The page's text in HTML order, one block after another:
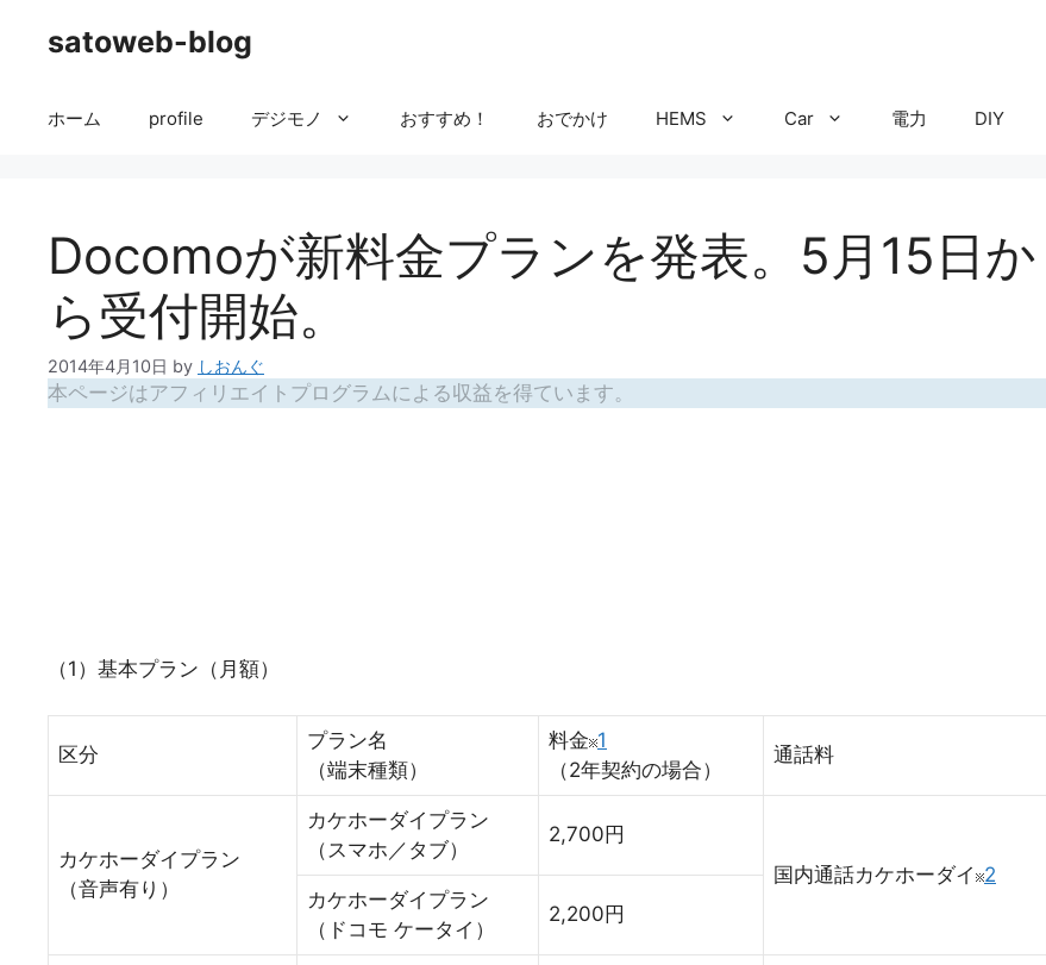
satoweb-blog
ホーム profile デジモノ おすすめ！ おでかけ HEMS Car 電力 DIY
Docomoが新料金プランを発表。5月15日か
ら受付開始。
2014年4月10日 by しおんぐ
本ページはアフィリエイトプログラムによる収益を得ています。
（1）基本プラン（月額）
区分
プラン名
（端末種類）
料金 1
（2年契約の場合）
通話料
カケホーダイプラン
（音声有り）
カケホーダイプラン
（スマホ／タブ）
2,700円
国内通話カケホーダイ 2
カケホーダイプラン
（ドコモ ケータイ）
2,200円